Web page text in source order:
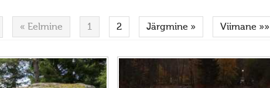
« Eelmine 1 2 Järgmine » Viimane »»